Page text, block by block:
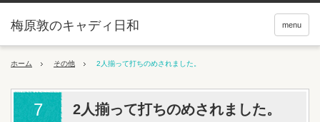
menu
梅原敦のキャディ日和
ホーム その他 2人揃って打ちのめされました。
7 2人揃って打ちのめされました。